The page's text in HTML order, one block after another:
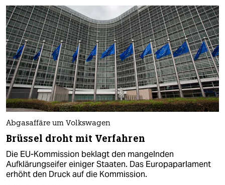
Abgasaffäre um Volkswagen
Brüssel droht mit Verfahren
Die EU-Kommission beklagt den mangelnden
Aufklärungseifer einiger Staaten. Das Europaparlament
erhöht den Druck auf die Kommission.